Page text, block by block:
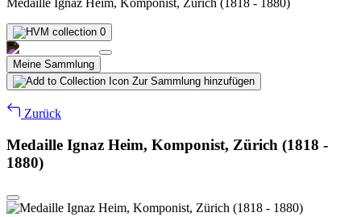
0
Meine Sammlung
Zur Sammlung hinzufügen
Zurück
Medaille Ignaz Heim, Komponist, Zürich (1818 -
1880)